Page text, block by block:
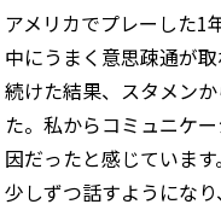
アメリカでプレーした1
中にうまく意思疎通が
続けた結果、スタメン
た。私からコミュニケ
因だったと感じていま
少しずつ話すようにな